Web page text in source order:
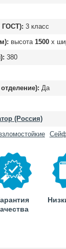
ГОСТ): 3 класс
высота 1500х
380
Да
(Россия)